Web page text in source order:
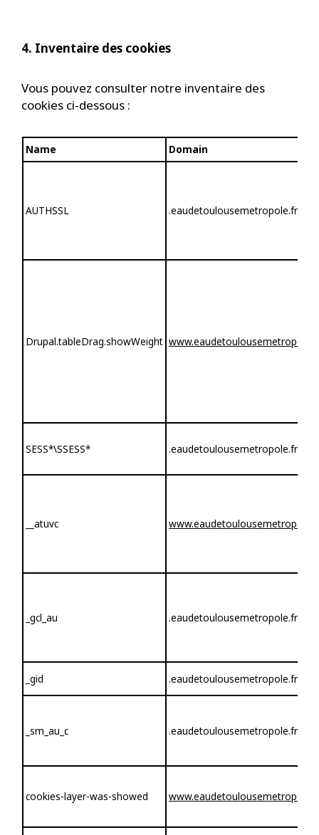
4. Inventaire des cookies
Vous pouvez consulter notre inventaire des
cookies ci-dessous :
Name Domain
AUTHSSL .eaudetoulousemetropole.fr
Drupal.tableDrag.showWeight
SESS*\SSESS* .eaudetoulousemetropole.fr
__atuvc
_gcl_au .eaudetoulousemetropole.fr
_gid .eaudetoulousemetropole.fr
_sm_au_c .eaudetoulousemetropole.fr
cookies-layer-was-showed